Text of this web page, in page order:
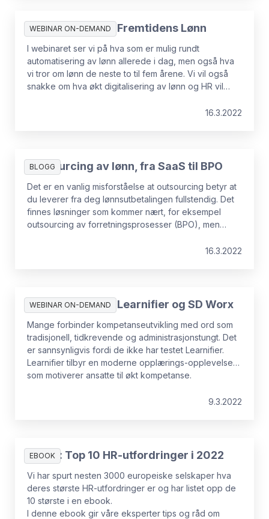
WEBINAR ON-DEMAND
Innspilt webinar: Fremtidens Lønn
I webinaret ser vi på hva som er mulig rundt
automatisering av lønn allerede i dag, men også hva
vi tror om lønn de neste to til fem årene. Vi vil også
snakke om hva økt digitalisering av lønn og HR vil
endre måten vi jobber med lønn. Du vil også få høre
16.3.2022
BLOGG
Outsourcing av lønn, fra SaaS til BPO
Det er en vanlig misforståelse at outsourcing betyr at
du leverer fra deg lønnsutbetalingen fullstendig. Det
finnes løsninger som kommer nært, for eksempel
outsourcing av forretningsprosesser (BPO), men
formater. Denne oversikten vil hjelpe deg med å16.3.2022
WEBINAR ON-DEMAND
Innspilt webinar: Learnifier og SD Worx
Mange forbinder kompetanseutvikling med ord som
tradisjonell, tidkrevende og administrasjonstungt. Det
er sannsynligvis fordi de ikke har testet Learnifier.
Learnifier tilbyr en moderne opplærings-opplevelse
som motiverer ansatte til økt kompetanse.
9.3.2022
EBOOK
Ebook: Top 10 HR-utfordringer i 2022
Vi har spurt nesten 3000 europeiske selskaper hva
deres største HR-utfordringer er og har listet opp de
10 største i en ebook.
I denne ebook gir våre eksperter tips og råd om